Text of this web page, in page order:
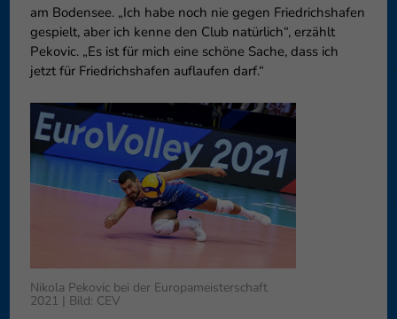
am Bodensee. „Ich habe noch nie gegen Friedrichshafen
gespielt, aber ich kenne den Club natürlich“, erzählt
Pekovic. „Es ist für mich eine schöne Sache, dass ich
jetzt für Friedrichshafen auflaufen darf.“
Nikola Pekovic bei der Europameisterschaft
2021 | Bild: CEV
können Ihre Einwilligung zu ganzen Kategorien geben oder sich
weitere Informationen anzeigen lassen und so nur bestimmte
Cookies auswählen.
Zurück
Datenschutzeinstellungen
Essenziell (1)
Essenzielle Cookies ermöglichen grundlegende Funktionen und sind für
die einwandfreie Funktion der Website erforderlich.
Cookie-Informationen anzeigen
Externe Medien (6)
Inhalte von Videoplattformen und Social-Media-Plattformen werden
standardmäßig blockiert. Wenn Cookies von externen Medien akzeptiert